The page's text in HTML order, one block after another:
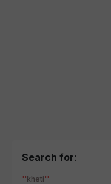
Search for:
kheti